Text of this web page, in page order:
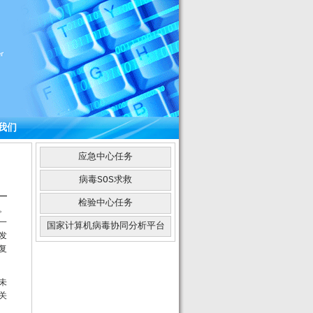
们
应急中心任务
病毒SOS求救
检验中心任务
国家计算机病毒协同分析平台